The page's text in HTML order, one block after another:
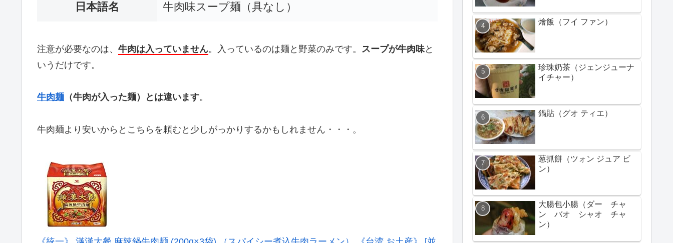
日本語名 牛肉味スープ麺（具なし）
注意が必要なのは、 牛肉は入っていません。入っているのは麺と野菜のみです。 スープが牛肉味と
いうだけです。
牛肉麺 （牛肉が入った麺）とは違います。
牛肉麺より安いからとこちらを頼むと少しがっかりするかもしれません・・・。
燴飯（フイ ファン）
珍珠奶茶（ジェンジューナ
イチャー）
鍋貼（グオ ティエ）
葱抓餅（ツォン ジュア ビ
ン）
大腸包小腸（ダー チャ
ン バオ シャオ チャ
ン）